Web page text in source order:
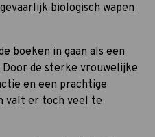
biologisch wapen
boeken in gaan als een
Door de sterke vrouwelijke
en een prachtige
valt er toch veel te